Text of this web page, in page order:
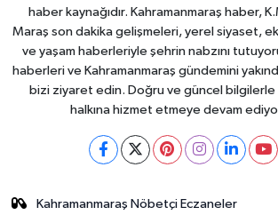
haber kaynağıdır. Kahramanmaraş haber,
Maraş son dakika gelişmeleri, yerel siyaset,
ve yaşam haberleriyle şehrin nabzını
haberleri ve Kahramanmaraş gündemini
bizi ziyaret edin. Doğru ve güncel bilgilerle
halkına hizmet etmeye devam
Kahramanmaraş Nöbetçi Eczaneler